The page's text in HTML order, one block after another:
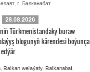
г. Балканабат
28.08.2026
Türkmenistandaky buraw
blogunyň kärendesi boýunça
Balkan welaýaty, Balkanabat,